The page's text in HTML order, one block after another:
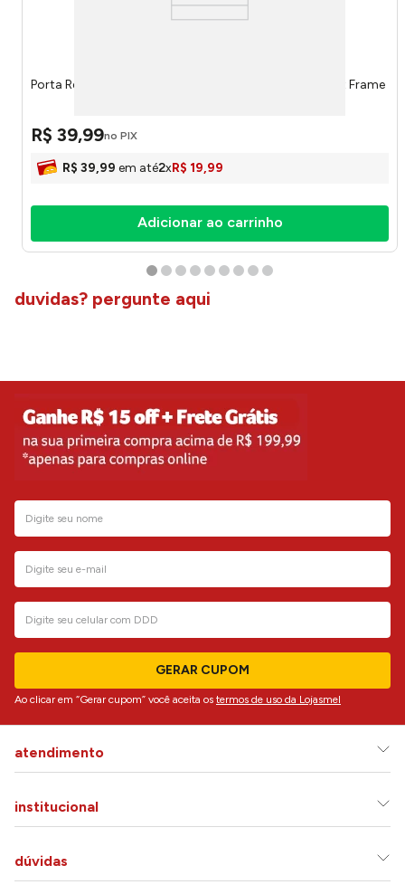
Porta Retrato Luxo Madeira Moldura 15x21cm 523 - Art Frame
R$ 39,99no PIX
R$ 39,99 em até2xR$ 19,99
Adicionar ao carrinho
duvidas? pergunte aqui
GERAR CUPOM
Ao clicar em “Gerar cupom” você aceita os termos de uso da Lojasmel
atendimento
institucional
dúvidas